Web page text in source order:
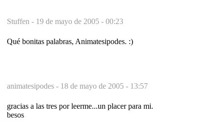
Stuffen - 19 de mayo de 2005 - 00:23
Qué bonitas palabras, Animatesipodes. :)
animatesipodes - 18 de mayo de 2005 - 13:57
gracias a las tres por leerme...un placer para mi.
besos